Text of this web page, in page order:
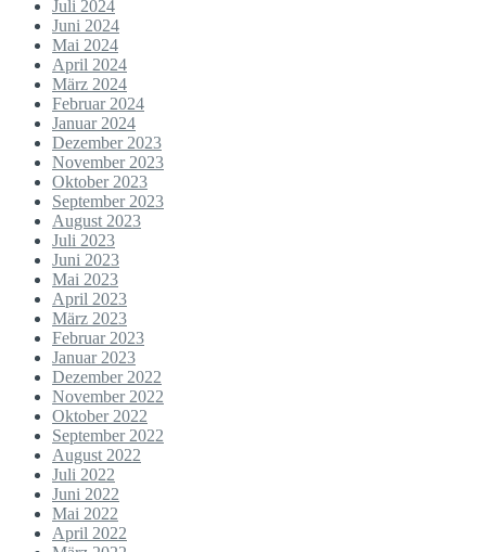
Juli 2024
Juni 2024
Mai 2024
April 2024
März 2024
Februar 2024
Januar 2024
Dezember 2023
November 2023
Oktober 2023
September 2023
August 2023
Juli 2023
Juni 2023
Mai 2023
April 2023
März 2023
Februar 2023
Januar 2023
Dezember 2022
November 2022
Oktober 2022
September 2022
August 2022
Juli 2022
Juni 2022
Mai 2022
April 2022